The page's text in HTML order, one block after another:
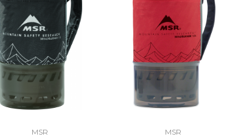
MSR MSR